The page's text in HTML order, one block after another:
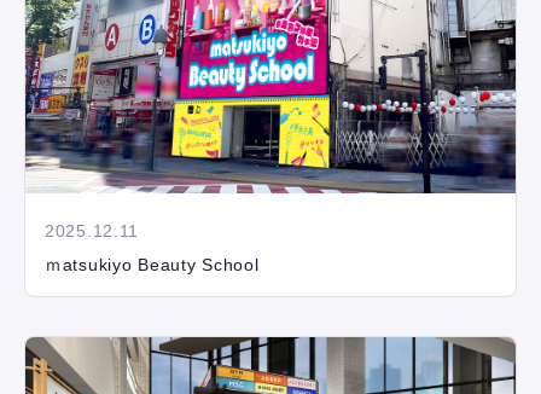
2025.12.11
ｍatsukiyo Beauty School